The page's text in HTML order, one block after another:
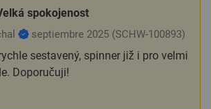
spokojenost
septiembre 2025 (SCHW-100893)
sestavený, spinner již i pro velmi
Doporučuji!